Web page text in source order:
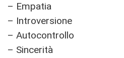
– Empatia
– Introversione
– Autocontrollo
– Sincerità